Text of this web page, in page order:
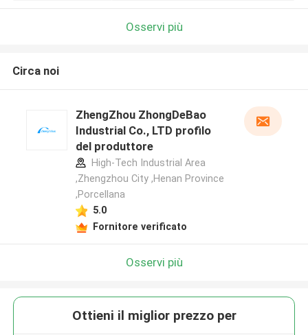
Osservi più
Circa noi
ZhengZhou ZhongDeBao
Industrial Co., LTD profilo
del produttore
High-Tech Industrial Area
,Zhengzhou City ,Henan Province
,Porcellana
5.0
Fornitore verificato
Osservi più
Ottieni il miglior prezzo per